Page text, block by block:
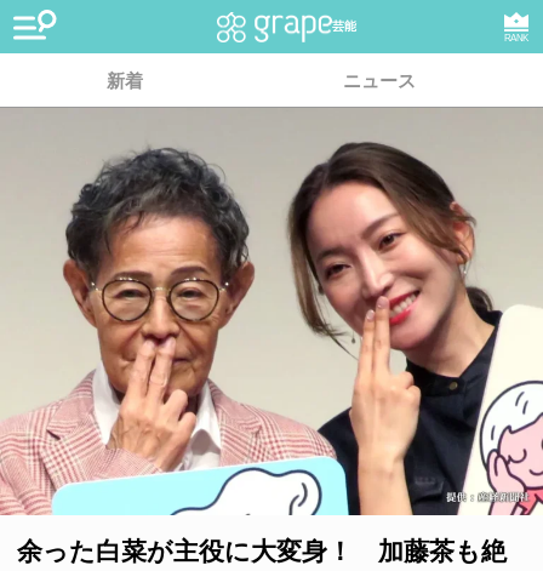
芸能
RANK
新着 ニュース
余った白菜が主役に大変身！ 加藤茶も絶